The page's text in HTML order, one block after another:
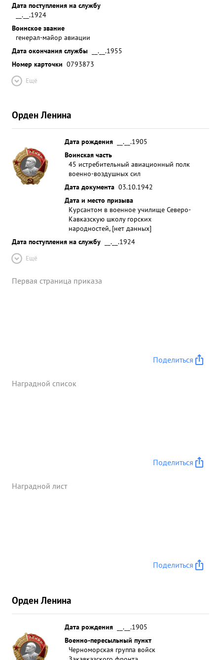
Дата поступления на службу
__.__.1924
Воинское звание
генерал-майор авиации
Дата окончания службы
__.__.1955
Номер карточки 0793873
Ещё
Орден Ленина
Дата рождения
__.__.1905
Воинская часть
45 истребительный авиационный полк
военно-воздушных сил
Дата документа 03.10.1942
Дата и место призыва
Курсантом в военное училище Северо-
Кавказскую школу горских
народностей, [нет данных]
Дата поступления на службу
__.__.1924
Ещё
Первая страница приказа
Поделиться
Наградной список
Поделиться
Наградной лист
Поделиться
Орден Ленина
Дата рождения
__.__.1905
Военно-пересыльный пункт
Черноморская группа войск